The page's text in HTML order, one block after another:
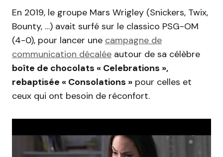
En 2019, le groupe Mars Wrigley (Snickers, Twix,
Bounty, …) avait surfé sur le classico PSG-OM
(4-0), pour lancer une campagne de
communication décalée autour de sa célèbre
boîte de chocolats « Celebrations »,
rebaptisée « Consolations » pour celles et
ceux qui ont besoin de réconfort.